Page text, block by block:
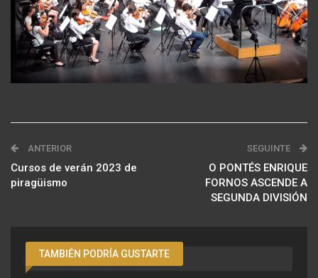
ANTERIOR
Cursos de verán 2023 de
piragüismo
SEGUINTE
O PONTÉS ENRIQUE
FORNOS ASCENDE A
SEGUNDA DIVISIÓN
TAMBIÉN PODRÍA GUSTARTE